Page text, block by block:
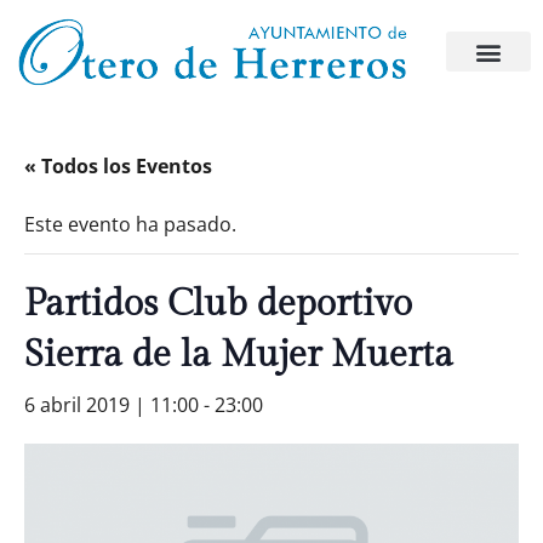
« Todos los Eventos
Este evento ha pasado.
Partidos Club deportivo
Sierra de la Mujer Muerta
6 abril 2019 | 11:00-23:00